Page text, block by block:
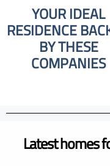
YOUR IDEAL
RESIDENCE
BY THESE
COMPANIES
Latest homes